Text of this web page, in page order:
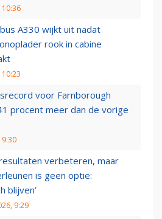
A330 wijkt uit nadat
rook in cabine
voor Farnborough
procent meer dan de vorige
verbeteren, maar
is geen optie:
blijven’
9:29